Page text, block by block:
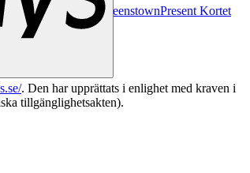
Christchurch QueenstownPresent Kortet
. Den har upprättats i enlighet med kraven i
tillgänglighetsakten).